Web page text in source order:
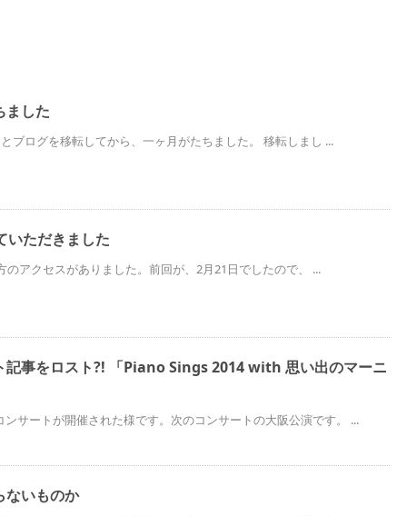
ました
ブログを移転してから、一ヶ月がたちました。 移転しまし ...
いただきました
のアクセスがありました。前回が、2月21日でしたので、 ...
記事をロスト?! 「Piano Sings 2014 with 思い出のマーニ
サートが開催された様です。次のコンサートの大阪公演です。 ...
ないものか